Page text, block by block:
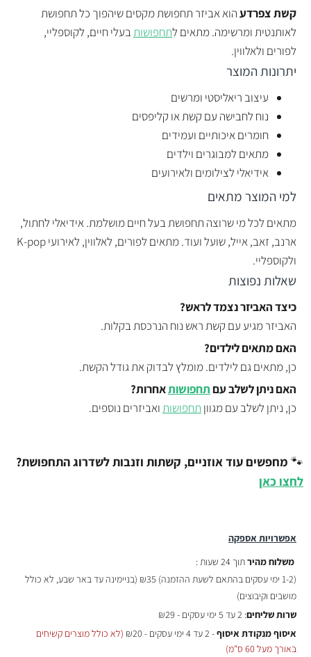
אפשרויות אספקה
משלוח מהירתוך 24 שעות :
(1-2 ימי עסקים בהתאם לשעת ההזמנה)
₪35 (בניימינה עד באר שבע, לא כולל
מושבים וקיבוצים)
שרות שליחים: 2 עד 5 ימי עסקים - ₪29
איסוף מנקודת איסוף- 2 עד 4 ימי עסקים - ₪20
(לא כולל מוצרים קשיחים
באורך מעל 60 ס"מ)
🐾 מחפשים עוד אוזניים, קשתות וזנבות לשדרוג התחפושת?
לחצו כאן
קשת צפרדעהוא אביזר תחפושת מקסים שיהפוך כל תחפושת
לאותנטית ומרשימה. מתאים לתחפושותבעלי חיים, לקוספליי,
לפורים ולאלווין.
יתרונות המוצר
עיצוב ריאליסטי ומרשים
נוח לחבישה עם קשת או קליפסים
חומרים איכותיים ועמידים
מתאים למבוגרים וילדים
אידיאלי לצילומים ולאירועים
למי המוצר מתאים
מתאים לכל מי שרוצה תחפושת בעל חיים מושלמת. אידיאלי לחתול,
ארנב, זאב, אייל, שועל ועוד. מתאים לפורים, לאלווין, לאירועי K-pop
ולקוספליי.
שאלות נפוצות
כיצד האביזר נצמד לראש?
האביזר מגיע עם קשת ראש נוח הנרכסת בקלות.
האם מתאים לילדים?
כן, מתאים גם לילדים. מומלץ לבדוק את גודל הקשת.
האם ניתן לשלב עםתחפושותאחרות?
כן, ניתן לשלב עם מגוון תחפושותואביזרים נוספים.